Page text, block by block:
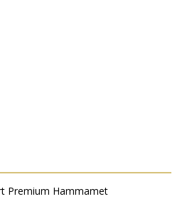
Premium Hammamet